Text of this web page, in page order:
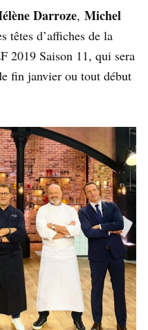
Darroze, Michel
têtes d’affiches de la
2019 Saison 11, qui sera
fin janvier ou tout début